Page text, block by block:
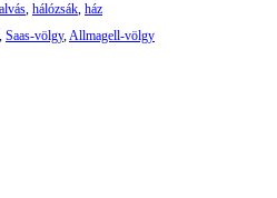
alvás, hálózsák, ház
, Saas-völgy,Allmagell-völgy